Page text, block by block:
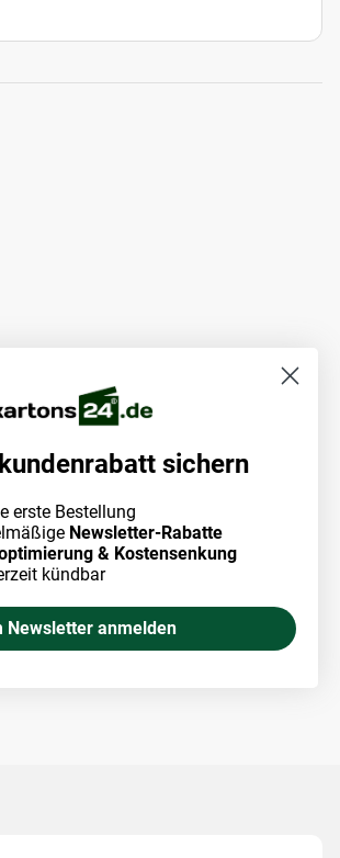
sichern
erste Bestellung
Newsletter-Rabatte
& Kostensenkung
kündbar
Newsletter anmelden